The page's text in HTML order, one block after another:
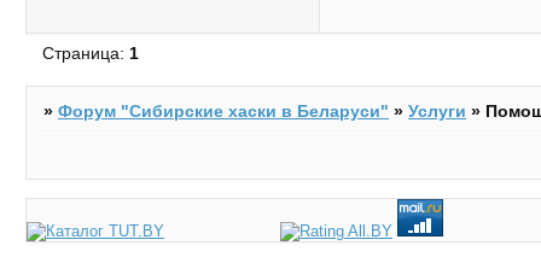
Страница: 1
»Форум "Cибирские хаски в Беларуси" »Услуги »